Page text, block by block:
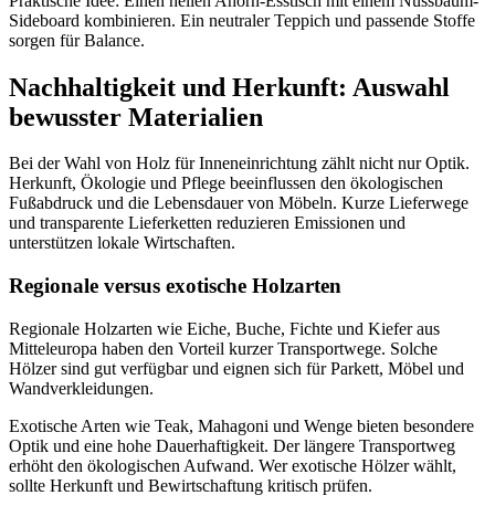
Sideboard kombinieren. Ein neutraler Teppich und passende Stoffe
sorgen für Balance.
Nachhaltigkeit und Herkunft: Auswahl
bewusster Materialien
Bei der Wahl von Holz für Inneneinrichtung zählt nicht nur Optik.
Herkunft, Ökologie und Pflege beeinflussen den ökologischen
Fußabdruck und die Lebensdauer von Möbeln. Kurze Lieferwege
und transparente Lieferketten reduzieren Emissionen und
unterstützen lokale Wirtschaften.
Regionale versus exotische Holzarten
Regionale Holzarten wie Eiche, Buche, Fichte und Kiefer aus
Mitteleuropa haben den Vorteil kurzer Transportwege. Solche
Hölzer sind gut verfügbar und eignen sich für Parkett, Möbel und
Wandverkleidungen.
Exotische Arten wie Teak, Mahagoni und Wenge bieten besondere
Optik und eine hohe Dauerhaftigkeit. Der längere Transportweg
erhöht den ökologischen Aufwand. Wer exotische Hölzer wählt,
sollte Herkunft und Bewirtschaftung kritisch prüfen.